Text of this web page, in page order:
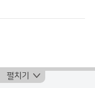
펼치기